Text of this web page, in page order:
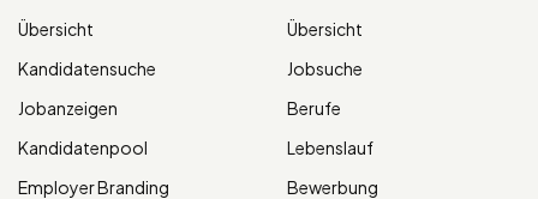
Übersicht
Kandidatensuche
Jobanzeigen
Kandidatenpool
Employer Branding
Übersicht
Jobsuche
Berufe
Lebenslauf
Bewerbung